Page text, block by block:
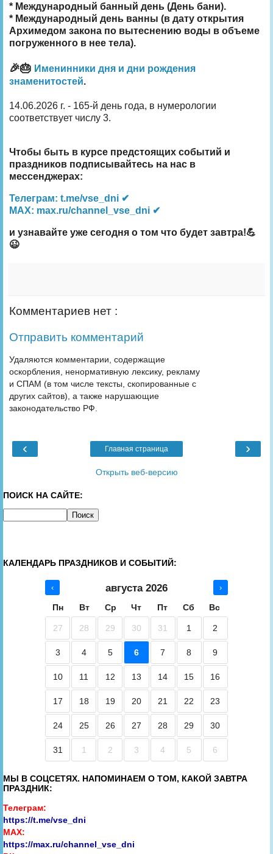
* Международный банный день (День бани).
* Международный день ванны (в дату открытия
Архимедом закона по вытеснению воды в объеме
погруженного в нее тела).
🎉🎂 Именинники дня и дни рождения
знаменитостей.
14.06.2026 г. - 165-й день года, в нумерологии
соответствует числу 3.
Чтобы быть в курсе предстоящих событий и
праздников подписывайтесь на нас в
мессенджерах:
Телеграм: t.me/vse_dni ✔
MAX: max.ru/channel_vse_dni ✔
и узнавайте уже сегодня о том что будет завтра!💪
😉
Комментариев нет :
Отправить комментарий
Удаляются комментарии, содержащие
оскорбления, ненормативную лексику, рекламу
и СПАМ (в том числе тексты, скопированные с
других сайтов), а также нарушающие
законодательство РФ.
‹ ›
Главная страница
Открыть веб-версию
ПОИСК НА САЙТЕ:
КАЛЕНДАРЬ ПРАЗДНИКОВ И СОБЫТИЙ:
‹ августа 2026 ›
Пн Вт Ср Чт Пт Сб Вс
27 28 29 30 31 1 2
3 4 5 6 7 8 9
10 11 12 13 14 15 16
17 18 19 20 21 22 23
24 25 26 27 28 29 30
31 1 2 3 4 5 6
МЫ В СОЦСЕТЯХ. НАПОМИНАЕМ О ТОМ, КАКОЙ ЗАВТРА
ПРАЗДНИК:
Телеграм:
https://t.me/vse_dni
MAX:
https://max.ru/channel_vse_dni